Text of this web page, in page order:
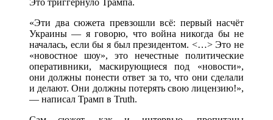
«Эти два сюжета превзошли всё: первый насчёт
Украины — я говорю, что война никогда бы не
началась, если бы я был президентом. <…> Это не
«новостное шоу», это нечестные политические
оперативники, маскирующиеся под «новости»,
они должны понести ответ за то, что они сделали
и делают. Они должны потерять свою лицензию!»,
— написал Трамп в Truth.